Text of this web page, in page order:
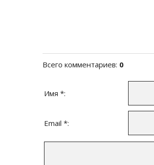
Всего комментариев: 0
Имя *:
Email *: